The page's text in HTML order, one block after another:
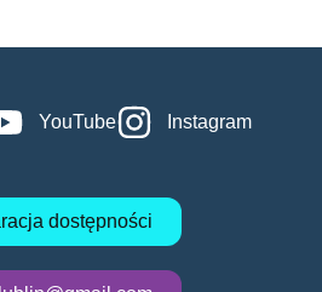
YouTube Instagram
dostępności